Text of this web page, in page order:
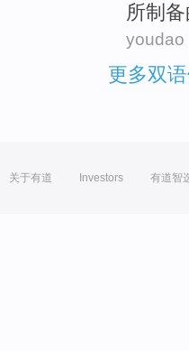
所制备
youdao
更多双
关于有道 Investors 有道智